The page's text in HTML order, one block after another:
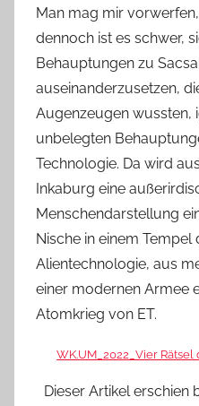
Man mag mir
dennoch ist es schwer,
Behauptungen zu
auseinanderzusetzen,
Augenzeugen wussten,
unbelegten
Technologie. Da wird
Inkaburg eine
Menschendarstellung
Nische in einem Tempel
Alientechnologie, aus
einer modernen Armee
Atomkrieg von ET.
WK.UM_2022_Vier Rätsel
Dieser Artikel erschien